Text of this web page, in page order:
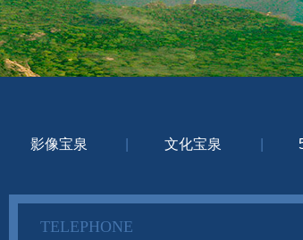
影像宝泉 文化宝泉
TELEPHONE